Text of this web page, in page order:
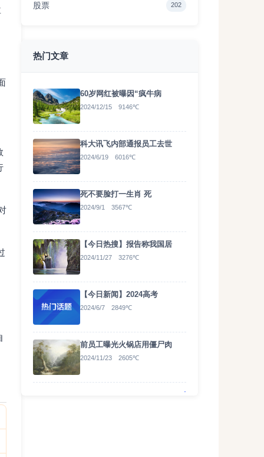
股票 202
热门文章
60岁网红被曝因“疯牛病
2024/12/15 9146℃
科大讯飞内部通报员工去世
2024/6/19 6016℃
死不要脸打一生肖 死
2024/9/1 3567℃
【今日热搜】报告称我国居
2024/11/27 3276℃
【今日新闻】2024高考
2024/6/7 2849℃
前员工曝光火锅店用僵尸肉
2024/11/23 2605℃